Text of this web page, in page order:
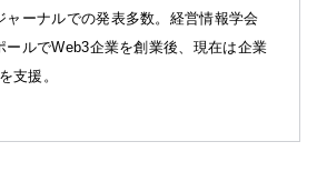
ャーナルでの発表多数。経営情報学会
ールでWeb3企業を創業後、現在は企業
支援。